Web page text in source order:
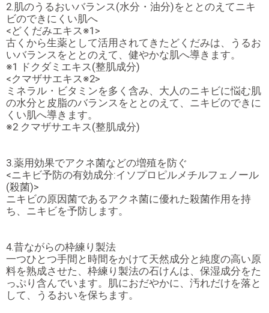
2.肌のうるおいバランス(水分・油分)をととのえてニキ
ビのできにくい肌へ
<どくだみエキス※1>
古くから生薬として活用されてきたどくだみは、うるお
いバランスをととのえて、健やかな肌へ導きます。
※1 ドクダミエキス(整肌成分)
<クマザサエキス※2>
ミネラル・ビタミンを多く含み、大人のニキビに悩む肌
の水分と皮脂のバランスをととのえて、ニキビのできに
くい肌へ導きます。
※2 クマザサエキス(整肌成分)
3.薬用効果でアクネ菌などの増殖を防ぐ
<ニキビ予防の有効成分:イソプロピルメチルフェノール
(殺菌)>
ニキビの原因菌であるアクネ菌に優れた殺菌作用を持
ち、ニキビを予防します。
4.昔ながらの枠練り製法
一つひとつ手間と時間をかけて天然成分と純度の高い原
料を熟成させた、枠練り製法の石けんは、保湿成分をた
っぷり含んでいます。肌におだやかに、汚れだけを落と
して、うるおいを保ちます。